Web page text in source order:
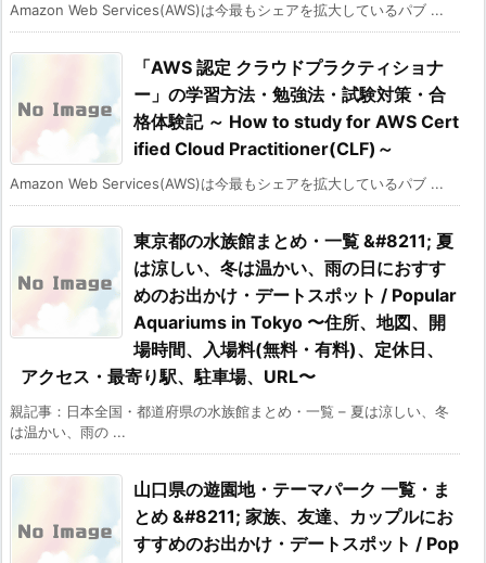
Amazon Web Services(AWS)は今最もシェアを拡大しているパブ ...
「AWS 認定 クラウドプラクティショナ
ー」の学習方法・勉強法・試験対策・合
格体験記 ～ How to study for AWS Cert
ified Cloud Practitioner(CLF)～
Amazon Web Services(AWS)は今最もシェアを拡大しているパブ ...
東京都の水族館まとめ・一覧 &#8211; 夏
は涼しい、冬は温かい、雨の日におすす
めのお出かけ・デートスポット / Popular
Aquariums in Tokyo 〜住所、地図、開
場時間、入場料(無料・有料)、定休日、
アクセス・最寄り駅、駐車場、URL〜
親記事：日本全国・都道府県の水族館まとめ・一覧 – 夏は涼しい、冬
は温かい、雨の ...
山口県の遊園地・テーマパーク 一覧・ま
とめ &#8211; 家族、友達、カップルにお
すすめのお出かけ・デートスポット / Pop